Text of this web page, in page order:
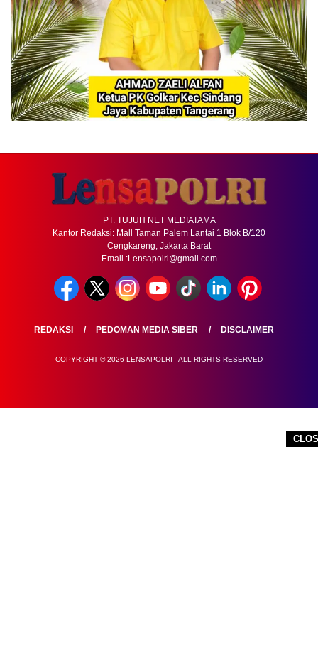
PT. TUJUH NET MEDIATAMA
Kantor Redaksi: Mall Taman Palem Lantai 1 Blok B/120
Cengkareng, Jakarta Barat
Email :Lensapolri@gmail.com
REDAKSI PEDOMAN MEDIA SIBER DISCLAIMER
COPYRIGHT © 2026 LENSAPOLRI - ALL RIGHTS RESERVED